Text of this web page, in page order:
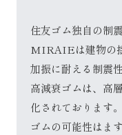
住友ゴム独自の制
MIRAIEは建物の
加振に耐える制震
高減衰ゴムは、高
化されております
ゴムの可能性はま